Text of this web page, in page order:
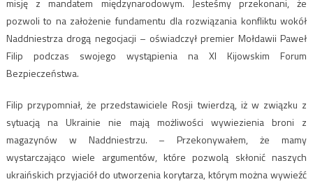
misję z mandatem międzynarodowym. Jesteśmy przekonani, że
pozwoli to na założenie fundamentu dla rozwiązania konfliktu wokół
Naddniestrza drogą negocjacji – oświadczył premier Mołdawii Paweł
Filip podczas swojego wystąpienia na XI Kijowskim Forum
Bezpieczeństwa.
Filip przypomniał, że przedstawiciele Rosji twierdzą, iż w związku z
sytuacją na Ukrainie nie mają możliwości wywiezienia broni z
magazynów w Naddniestrzu. – Przekonywałem, że mamy
wystarczająco wiele argumentów, które pozwolą skłonić naszych
ukraińskich przyjaciół do utworzenia korytarza, którym można wywieźć